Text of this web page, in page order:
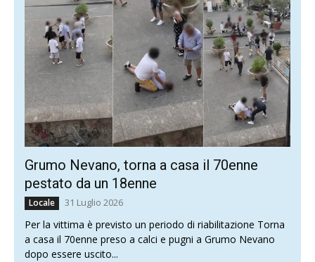
Grumo Nevano, torna a casa il 70enne
pestato da un 18enne
Locale 31 Luglio 2026
Per la vittima è previsto un periodo di riabilitazione Torna
a casa il 70enne preso a calci e pugni a Grumo Nevano
dopo essere uscito...